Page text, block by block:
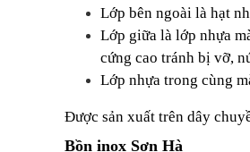
Lớp bên ngoài là hạt
Lớp giữa là lớp nhựa
cứng cao tránh bị vỡ,
Lớp nhựa trong cùng
Được sản xuất trên dây
Bồn inox Sơn Hà